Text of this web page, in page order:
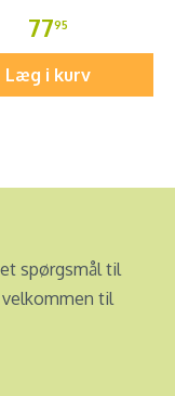
7795
Læg i kurv
spørgsmål til
til